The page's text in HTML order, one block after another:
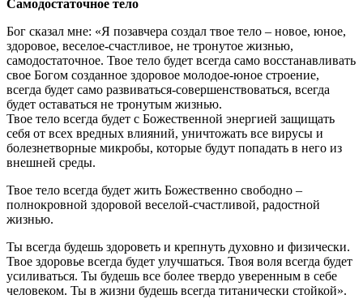
Самодостаточное тело
Бог сказал мне: «Я позавчера создал твое тело – новое, юное,
здоровое, веселое-счастливое, не тронутое жизнью,
самодостаточное. Твое тело будет всегда само восстанавливать
свое Богом созданное здоровое молодое-юное строение,
всегда будет само развиваться-совершенствоваться, всегда
будет оставаться не тронутым жизнью.
Твое тело всегда будет с Божественной энергией защищать
себя от всех вредных влияний, уничтожать все вирусы и
болезнетворные микробы, которые будут попадать в него из
внешней среды.
Твое тело всегда будет жить Божественно свободно –
полнокровной здоровой веселой-счастливой, радостной
жизнью.
Ты всегда будешь здороветь и крепнуть духовно и физически.
Твое здоровье всегда будет улучшаться. Твоя воля всегда будет
усиливаться. Ты будешь все более твердо уверенным в себе
человеком. Ты в жизни будешь всегда титанически стойкой».